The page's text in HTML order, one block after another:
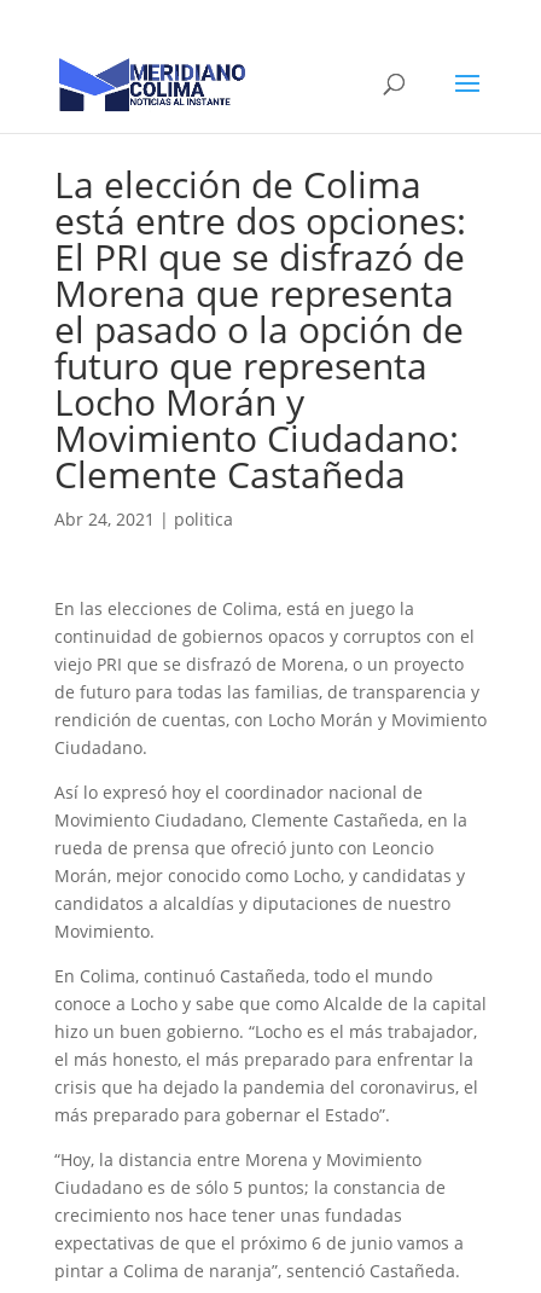
La elección de Colima
está entre dos opciones:
El PRI que se disfrazó de
Morena que representa
el pasado o la opción de
futuro que representa
Locho Morán y
Movimiento Ciudadano:
Clemente Castañeda
Abr 24, 2021 | politica
En las elecciones de Colima, está en juego la
continuidad de gobiernos opacos y corruptos con el
viejo PRI que se disfrazó de Morena, o un proyecto
de futuro para todas las familias, de transparencia y
rendición de cuentas, con Locho Morán y Movimiento
Ciudadano.
Así lo expresó hoy el coordinador nacional de
Movimiento Ciudadano, Clemente Castañeda, en la
rueda de prensa que ofreció junto con Leoncio
Morán, mejor conocido como Locho, y candidatas y
candidatos a alcaldías y diputaciones de nuestro
Movimiento.
En Colima, continuó Castañeda, todo el mundo
conoce a Locho y sabe que como Alcalde de la capital
hizo un buen gobierno. “Locho es el más trabajador,
el más honesto, el más preparado para enfrentar la
crisis que ha dejado la pandemia del coronavirus, el
más preparado para gobernar el Estado”.
“Hoy, la distancia entre Morena y Movimiento
Ciudadano es de sólo 5 puntos; la constancia de
crecimiento nos hace tener unas fundadas
expectativas de que el próximo 6 de junio vamos a
pintar a Colima de naranja”, sentenció Castañeda.